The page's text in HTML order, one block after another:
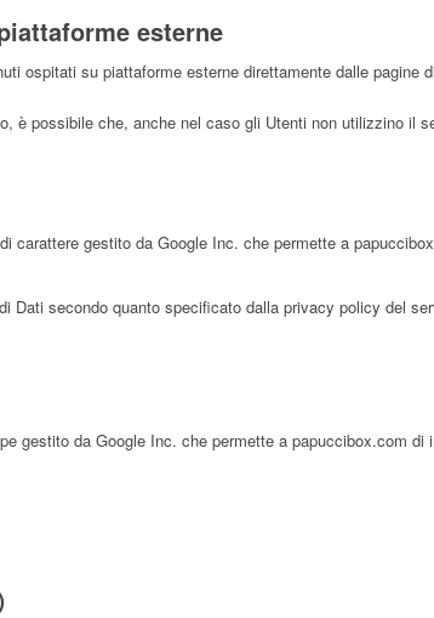
esterne
ospitati su piattaforme esterne direttamente dalle pagine
è possibile che, anche nel caso gli Utenti non utilizzino il
carattere gestito da Google Inc. che permette a
Dati secondo quanto specificato dalla privacy policy del
gestito da Google Inc. che permette a papuccibox.com di